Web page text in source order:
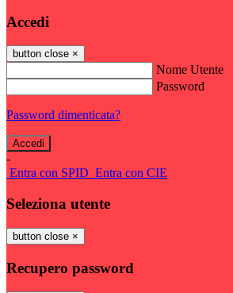
Accedi
button close ×
Nome Utente
Password
Password dimenticata?
-
Entra con SPID Entra con CIE
Seleziona utente
button close ×
Recupero password